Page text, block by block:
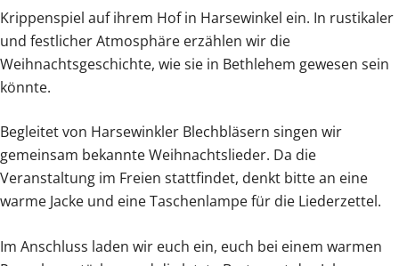
Krippenspiel auf ihrem Hof in Harsewinkel ein. In rustikaler
und festlicher Atmosphäre erzählen wir die
Weihnachtsgeschichte, wie sie in Bethlehem gewesen sein
könnte.
Begleitet von Harsewinkler Blechbläsern singen wir
gemeinsam bekannte Weihnachtslieder. Da die
Veranstaltung im Freien stattfindet, denkt bitte an eine
warme Jacke und eine Taschenlampe für die Liederzettel.
Im Anschluss laden wir euch ein, euch bei einem warmen